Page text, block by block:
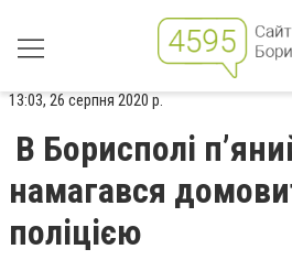
13:03, 26 серпня 2020 р.
В Борисполі
намагався
поліцією